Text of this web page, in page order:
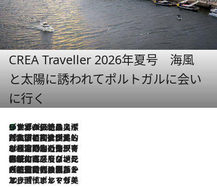
CREA Traveller 2026年夏号 海風
と太陽に誘われてポルトガルに会い
に行く
2026.8.8
リスボンの絶品スイーツ「パステル・デ・ナタ」とは？ポルトガル伝統の奥深い世界へ
2026.7.27
「私の祖国はポルトガル語です」国民的詩人フェルナンド・ペソアと、彼が愛した文学の街を歩く
2026.7.26
ポルトガル近海が育む極上の海の幸。キリリと冷えた白ワインと愉しむ、シーフード専門店の贅沢
2026.7.22
伝統の味をモダンに昇華。高感度な地元客が集う、リスボンの最旬ガストロノミー
2026.7.21
大航海時代の栄華から、震災、独裁、そして革命へ。ポルトガル・首都リスボンの石畳に刻まれた「歴史の光と影」
2026.7.13
エッセイ・ヤマザキマリ「慎ましくも美しき国 ポルトガル」